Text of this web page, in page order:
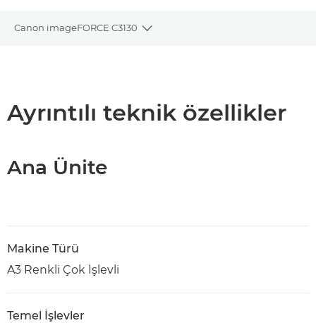
Canon imageFORCE C3130
Toggle breadcrumbs
Ayrıntılı teknik özellikler
Ana Ünite
Makine Türü
A3 Renkli Çok İşlevli
Temel İşlevler